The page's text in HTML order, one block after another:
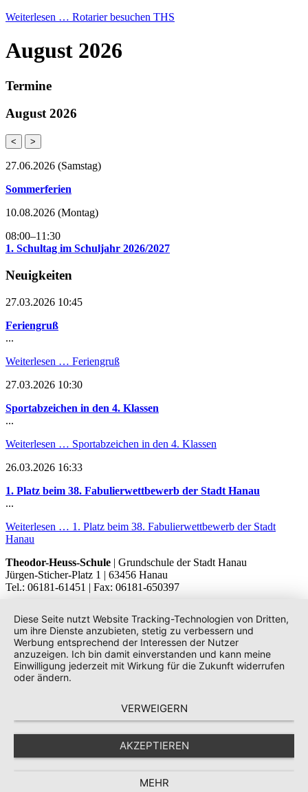
Weiterlesen … Rotarier besuchen THS
August 2026
Termine
August 2026
< >
27.06.2026 (Samstag)
Sommerferien
10.08.2026 (Montag)
08:00–11:30
1. Schultag im Schuljahr 2026/2027
Neuigkeiten
27.03.2026 10:45
Feriengruß
...
Weiterlesen … Feriengruß
27.03.2026 10:30
Sportabzeichen in den 4. Klassen
...
Weiterlesen … Sportabzeichen in den 4. Klassen
26.03.2026 16:33
1. Platz beim 38. Fabulierwettbewerb der Stadt Hanau
...
Weiterlesen … 1. Platz beim 38. Fabulierwettbewerb der Stadt
Hanau
Theodor-Heuss-Schule | Grundschule der Stadt Hanau
Jürgen-Sticher-Platz 1 | 63456 Hanau
Tel.: 06181-61451 | Fax: 06181-650397
Diese Seite nutzt Website Tracking-Technologien von Dritten,
um ihre Dienste anzubieten, stetig zu verbessern und
Werbung entsprechend der Interessen der Nutzer
anzuzeigen. Ich bin damit einverstanden und kann meine
Einwilligung jederzeit mit Wirkung für die Zukunft widerrufen
oder ändern.
VERWEIGERN
AKZEPTIEREN
MEHR